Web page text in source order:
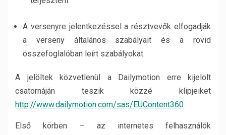
A versenyre jelentkezéssel a résztvevők elfogadják
a verseny általános szabályait és a rövid
összefoglalóban leírt szabályokat.
A jelöltek közvetlenül a Dailymotion erre kijelölt
csatornáján teszik közzé klipjeiket
http://www.dailymotion.com/sas/EUContent360
Első körben – az internetes felhasználók